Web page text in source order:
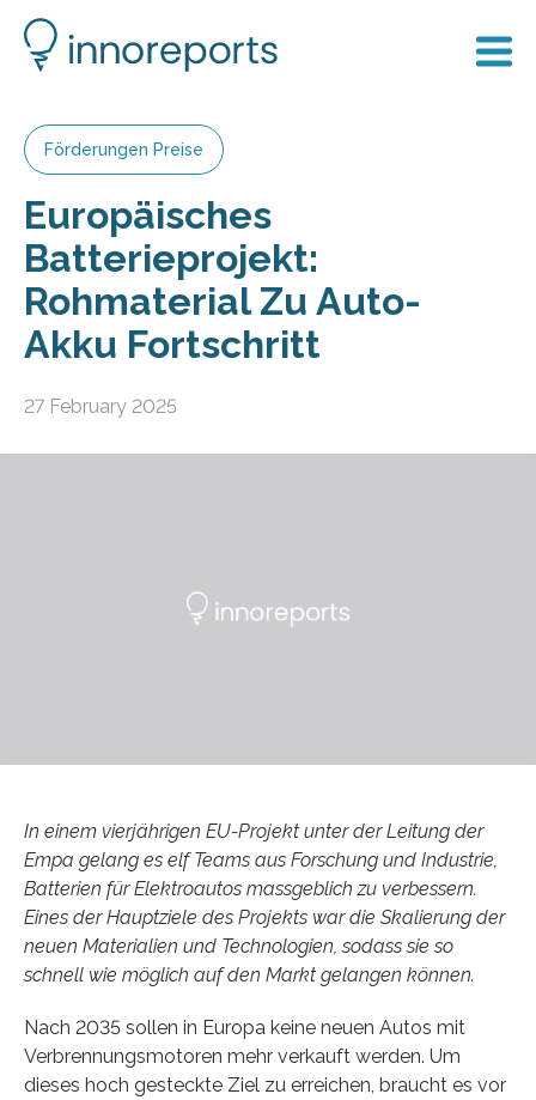
Förderungen Preise
Europäisches
Batterieprojekt:
Rohmaterial Zu Auto-
Akku Fortschritt
27 February 2025
In einem vierjährigen EU-Projekt unter der Leitung der
Empa gelang es elf Teams aus Forschung und Industrie,
Batterien für Elektroautos massgeblich zu verbessern.
Eines der Hauptziele des Projekts war die Skalierung der
neuen Materialien und Technologien, sodass sie so
schnell wie möglich auf den Markt gelangen können.
Nach 2035 sollen in Europa keine neuen Autos mit
Verbrennungsmotoren mehr verkauft werden. Um
dieses hoch gesteckte Ziel zu erreichen, braucht es vor